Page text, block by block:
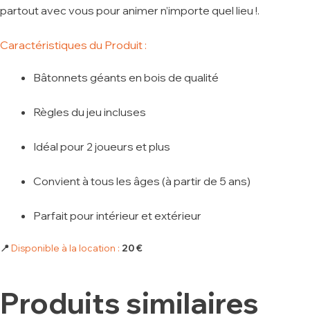
partout avec vous pour animer n’importe quel lieu !.
Caractéristiques du Produit :
Bâtonnets géants en bois de qualité
Règles du jeu incluses
Idéal pour 2 joueurs et plus
Convient à tous les âges (à partir de 5 ans)
Parfait pour intérieur et extérieur
📍Disponible à la location : 20 €
Produits similaires